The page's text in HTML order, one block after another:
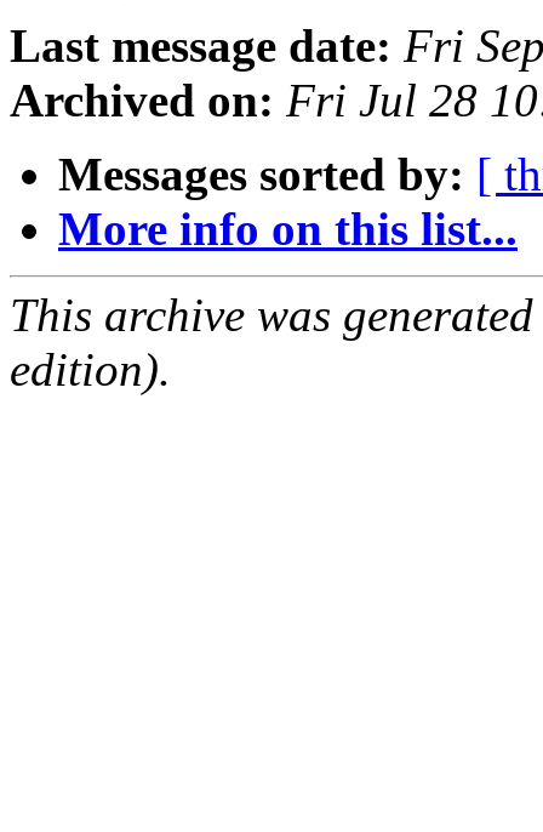
Last message date: Fri
Archived on: Fri Jul 28
Messages sorted by: [
More info on this list...
This archive was
edition).